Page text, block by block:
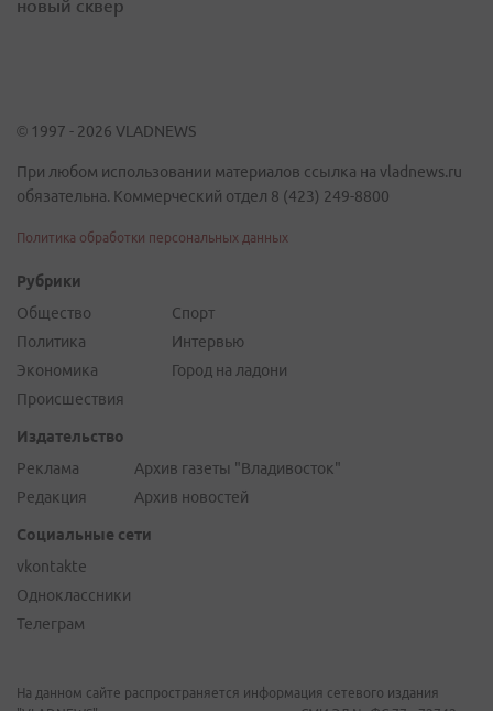
новый сквер
© 1997 - 2026 VLADNEWS
При любом использовании материалов ссылка на vladnews.ru
обязательна. Коммерческий отдел 8 (423) 249-8800
Политика обработки персональных данных
Рубрики
Общество
Политика
Экономика
Происшествия
Спорт
Интервью
Город на ладони
Издательство
Реклама
Редакция
Архив газеты "Владивосток"
Архив новостей
Социальные сети
vkontakte
Одноклассники
Телеграм
На данном сайте распространяется информация сетевого издания